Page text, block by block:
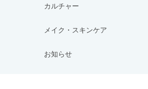
カルチャー
メイク・スキンケア
お知らせ